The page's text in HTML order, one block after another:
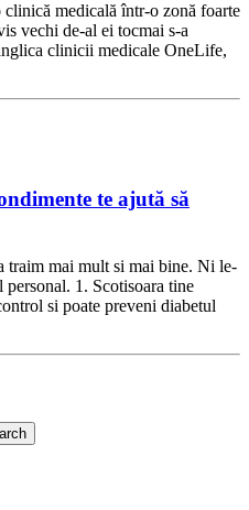
medicală într-o zonă foarte
vechi de-al ei tocmai s-a
clinicii medicale OneLife,
te ajută să
traim mai mult si mai bine. Ni le-
1. Scotisoara tine
si poate preveni diabetul